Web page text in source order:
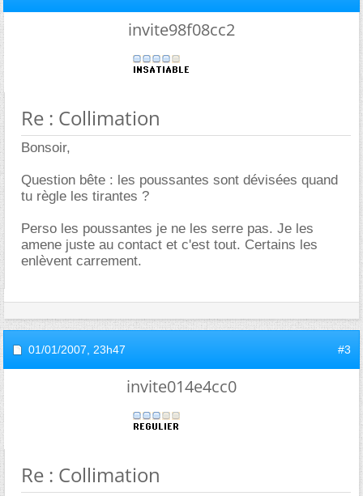
invite98f08cc2
Re : Collimation
Bonsoir,
Question bête : les poussantes sont dévisées quand
tu règle les tirantes ?
Perso les poussantes je ne les serre pas. Je les
amene juste au contact et c'est tout. Certains les
enlèvent carrement.
01/01/2007, 23h47 #3
invite014e4cc0
Re : Collimation